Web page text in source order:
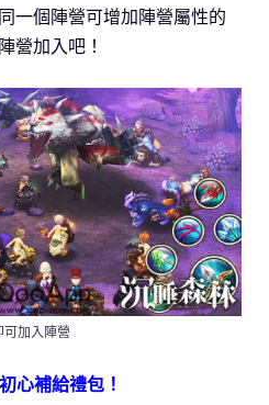
一個陣營可增加陣營屬性的
營加入吧！
可加入陣營
心補給禮包！